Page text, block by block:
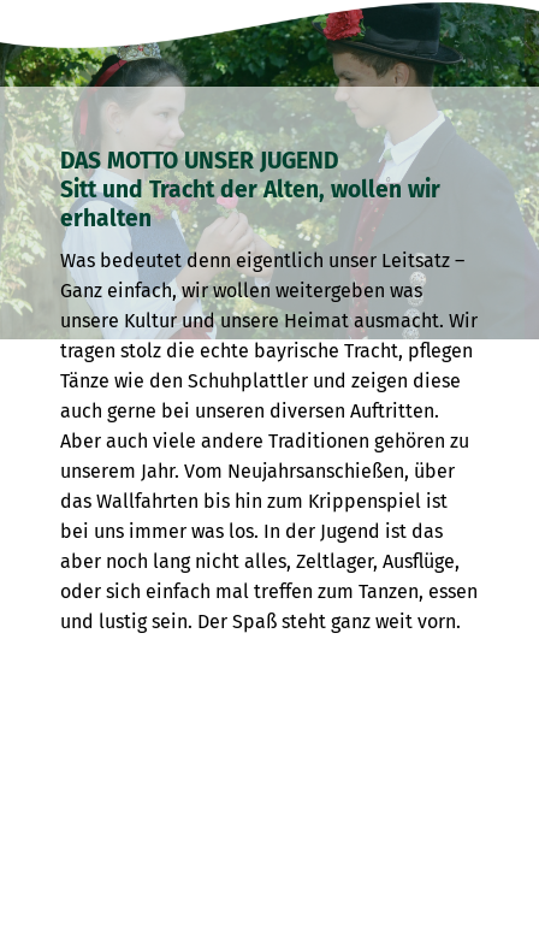
DAS MOTTO UNSER JUGEND
Sitt und Tracht der Alten, wollen wir
erhalten
Was bedeutet denn eigentlich unser Leitsatz –
Ganz einfach, wir wollen weitergeben was
unsere Kultur und unsere Heimat ausmacht. Wir
tragen stolz die echte bayrische Tracht, pflegen
Tänze wie den Schuhplattler und zeigen diese
auch gerne bei unseren diversen Auftritten.
Aber auch viele andere Traditionen gehören zu
unserem Jahr. Vom Neujahrsanschießen, über
das Wallfahrten bis hin zum Krippenspiel ist
bei uns immer was los. In der Jugend ist das
aber noch lang nicht alles, Zeltlager, Ausflüge,
oder sich einfach mal treffen zum Tanzen, essen
und lustig sein. Der Spaß steht ganz weit vorn.